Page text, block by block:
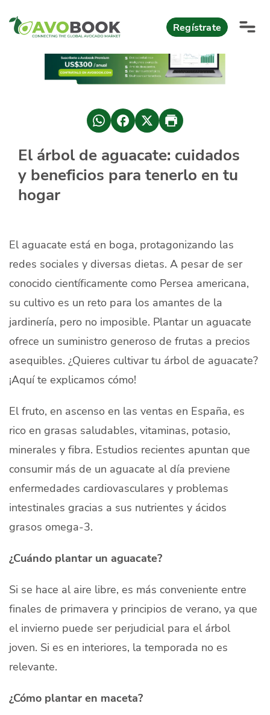
Regístrate
AvoReports
AvoComments
AvoMagazine
Iniciar Sesión
Quiénes Somos
Productores
Mercados
Contacto
modo claro Español
El árbol de aguacate: cuidados
y beneficios para tenerlo en tu
hogar
El aguacate está en boga, protagonizando las
redes sociales y diversas dietas. A pesar de ser
conocido científicamente como Persea americana,
su cultivo es un reto para los amantes de la
jardinería, pero no imposible. Plantar un aguacate
ofrece un suministro generoso de frutas a precios
asequibles. ¿Quieres cultivar tu árbol de aguacate?
¡Aquí te explicamos cómo!
El fruto, en ascenso en las ventas en España, es
rico en grasas saludables, vitaminas, potasio,
minerales y fibra. Estudios recientes apuntan que
consumir más de un aguacate al día previene
enfermedades cardiovasculares y problemas
intestinales gracias a sus nutrientes y ácidos
grasos omega-3.
¿Cuándo plantar un aguacate?
Si se hace al aire libre, es más conveniente entre
finales de primavera y principios de verano, ya que
el invierno puede ser perjudicial para el árbol
joven. Si es en interiores, la temporada no es
relevante.
¿Cómo plantar en maceta?